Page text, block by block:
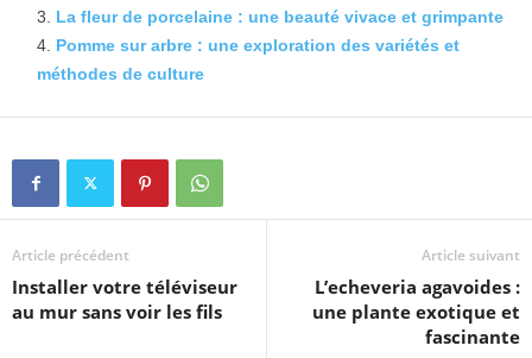
La fleur de porcelaine : une beauté vivace et grimpante
Pomme sur arbre : une exploration des variétés et
méthodes de culture
Article précédent
Installer votre téléviseur
au mur sans voir les fils
Article suivant
L’echeveria agavoides :
une plante exotique et
fascinante